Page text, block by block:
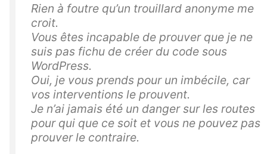
Rien à foutre qu’un trouillard anonyme me
croit.
Vous êtes incapable de prouver que je ne
suis pas fichu de créer du code sous
WordPress.
Oui, je vous prends pour un imbécile, car
vos interventions le prouvent.
Je n’ai jamais été un danger sur les routes
pour qui que ce soit et vous ne pouvez pas
prouver le contraire.